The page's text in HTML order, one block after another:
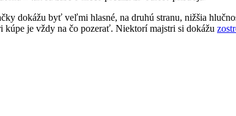
dokážu byť veľmi hlasné, na druhú stranu, nižšia
je vždy na čo pozerať. Niektorí majstri si dokážu